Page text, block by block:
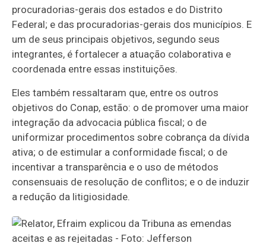
procuradorias-gerais dos estados e do Distrito
Federal; e das procuradorias-gerais dos municípios. E
um de seus principais objetivos, segundo seus
integrantes, é fortalecer a atuação colaborativa e
coordenada entre essas instituições.
Eles também ressaltaram que, entre os outros
objetivos do Conap, estão: o de promover uma maior
integração da advocacia pública fiscal; o de
uniformizar procedimentos sobre cobrança da dívida
ativa; o de estimular a conformidade fiscal; o de
incentivar a transparência e o uso de métodos
consensuais de resolução de conflitos; e o de induzir
a redução da litigiosidade.